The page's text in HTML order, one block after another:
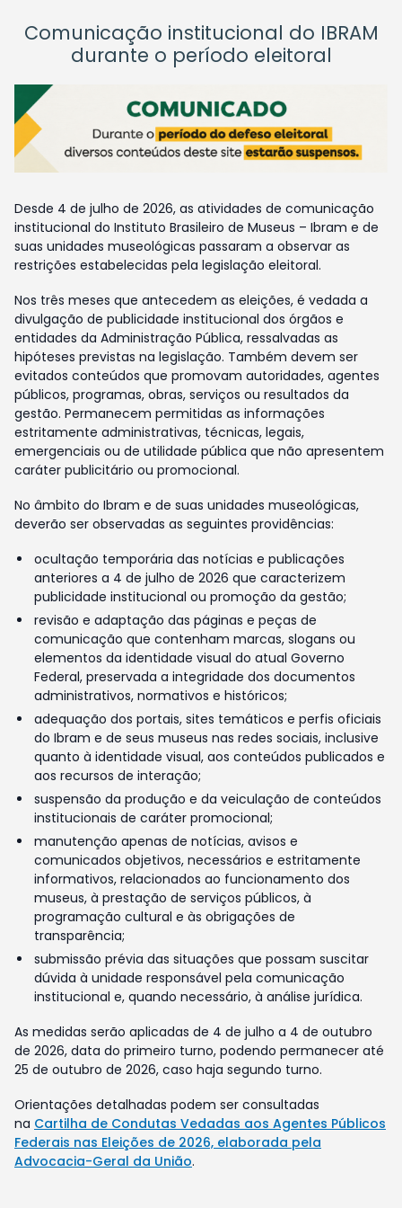
Comunicação institucional do IBRAM
durante o período eleitoral
Desde 4 de julho de 2026, as atividades de comunicação
institucional do Instituto Brasileiro de Museus – Ibram e de
suas unidades museológicas passaram a observar as
restrições estabelecidas pela legislação eleitoral.
Nos três meses que antecedem as eleições, é vedada a
divulgação de publicidade institucional dos órgãos e
entidades da Administração Pública, ressalvadas as
hipóteses previstas na legislação. Também devem ser
evitados conteúdos que promovam autoridades, agentes
públicos, programas, obras, serviços ou resultados da
gestão. Permanecem permitidas as informações
estritamente administrativas, técnicas, legais,
emergenciais ou de utilidade pública que não apresentem
caráter publicitário ou promocional.
No âmbito do Ibram e de suas unidades museológicas,
deverão ser observadas as seguintes providências:
ocultação temporária das notícias e publicações
anteriores a 4 de julho de 2026 que caracterizem
publicidade institucional ou promoção da gestão;
revisão e adaptação das páginas e peças de
comunicação que contenham marcas, slogans ou
elementos da identidade visual do atual Governo
Federal, preservada a integridade dos documentos
administrativos, normativos e históricos;
adequação dos portais, sites temáticos e perfis oficiais
do Ibram e de seus museus nas redes sociais, inclusive
quanto à identidade visual, aos conteúdos publicados e
aos recursos de interação;
suspensão da produção e da veiculação de conteúdos
institucionais de caráter promocional;
manutenção apenas de notícias, avisos e
comunicados objetivos, necessários e estritamente
informativos, relacionados ao funcionamento dos
museus, à prestação de serviços públicos, à
programação cultural e às obrigações de
transparência;
submissão prévia das situações que possam suscitar
dúvida à unidade responsável pela comunicação
institucional e, quando necessário, à análise jurídica.
As medidas serão aplicadas de 4 de julho a 4 de outubro
de 2026, data do primeiro turno, podendo permanecer até
25 de outubro de 2026, caso haja segundo turno.
Orientações detalhadas podem ser consultadas
na Cartilha de Condutas Vedadas aos Agentes Públicos
Federais nas Eleições de 2026, elaborada pela
Advocacia-Geral da União.